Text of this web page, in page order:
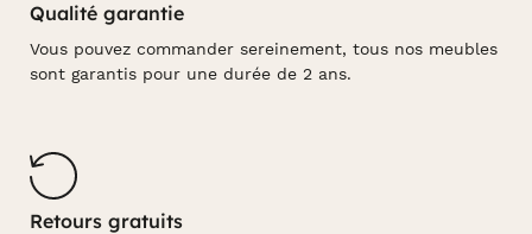
Qualité garantie
Vous pouvez commander sereinement, tous nos meubles
sont garantis pour une durée de 2 ans.
Retours gratuits